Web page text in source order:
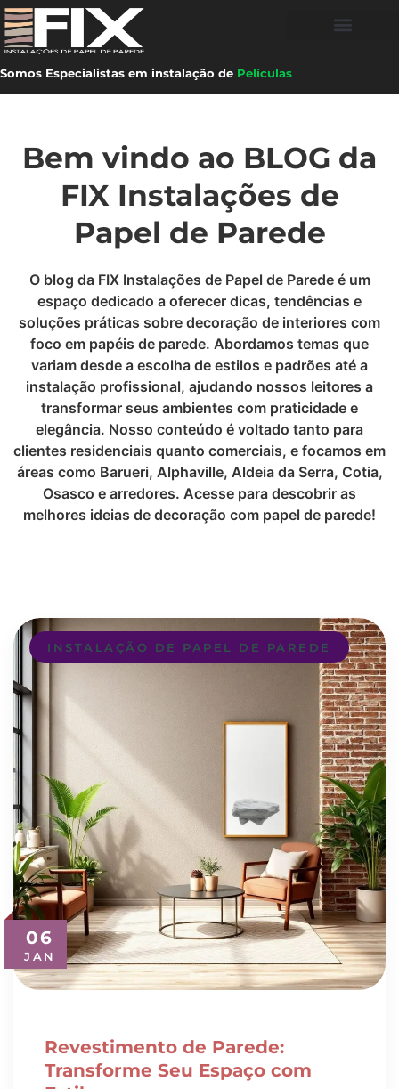
Somos Especialistas em instalação de Películas
Bem vindo ao BLOG da
FIX Instalações de
Papel de Parede
O blog da FIX Instalações de Papel de Parede é um
espaço dedicado a oferecer dicas, tendências e
soluções práticas sobre decoração de interiores com
foco em papéis de parede. Abordamos temas que
variam desde a escolha de estilos e padrões até a
instalação profissional, ajudando nossos leitores a
transformar seus ambientes com praticidade e
elegância. Nosso conteúdo é voltado tanto para
clientes residenciais quanto comerciais, e focamos em
áreas como Barueri, Alphaville, Aldeia da Serra, Cotia,
Osasco e arredores. Acesse para descobrir as
melhores ideias de decoração com papel de parede!
06
JAN
INSTALAÇÃO DE PAPEL DE PAREDE
Revestimento de Parede:
Transforme Seu Espaço com